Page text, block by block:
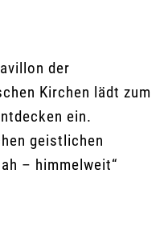
der
Kirchen lädt zum
ein.
geistlichen
– himmelweit“